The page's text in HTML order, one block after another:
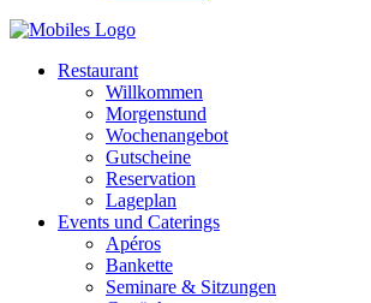
Restaurant
Willkommen
Morgenstund
Wochenangebot
Gutscheine
Reservation
Lageplan
Events und Caterings
Apéros
Bankette
Seminare & Sitzungen